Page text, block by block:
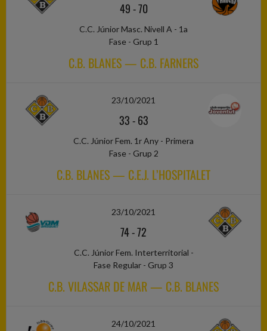
49-70
C.C. Júnior Masc. Nivell A - 1a
Fase - Grup 1
C.B. BLANES — C.B. FARNERS
23/10/2021
33-63
C.C. Júnior Fem. 1r Any - Primera
Fase - Grup 2
C.B. BLANES — C.E.J. L’HOSPITALET
23/10/2021
74-72
C.C. Júnior Fem. Interterritorial -
Fase Regular - Grup 3
C.B. VILASSAR DE MAR — C.B. BLANES
24/10/2021